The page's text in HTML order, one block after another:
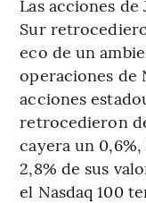
Las acciones
Sur
eco de un
operaciones de
acciones
retrocedieron
cayera un
2,8% de sus
el Nasdaq 100